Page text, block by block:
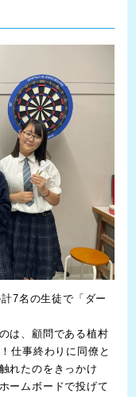
7名の生徒で「ダー
は、顧問である植村
！仕事終わりに同僚と
れたのをきっかけ
ームボードで投げて